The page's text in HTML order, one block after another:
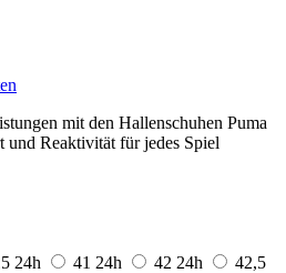
mit den Hallenschuhen Puma
Reaktivität für jedes Spiel
24h 41 24h 42 24h
42,5